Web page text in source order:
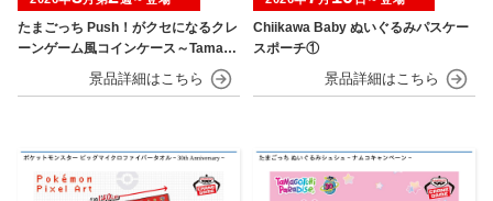
たまごっち Push！がクセになるクレ
ーンゲーム風コインケース～Tamago
tchi Paradise～
Chiikawa Baby ぬいぐるみパスケー
スポーチ①